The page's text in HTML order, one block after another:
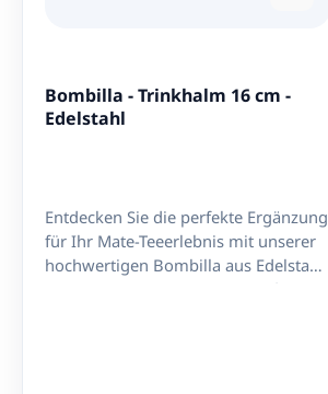
Bombilla - Trinkhalm 16 cm -
Edelstahl
Entdecken Sie die perfekte Ergänzung
für Ihr Mate-Teeerlebnis mit unserer
hochwertigen Bombilla aus Edelstahl!